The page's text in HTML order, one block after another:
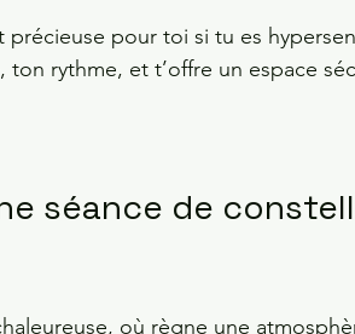
pour toi si tu es
rythme, et t’offre un espace
séance de
où règne une